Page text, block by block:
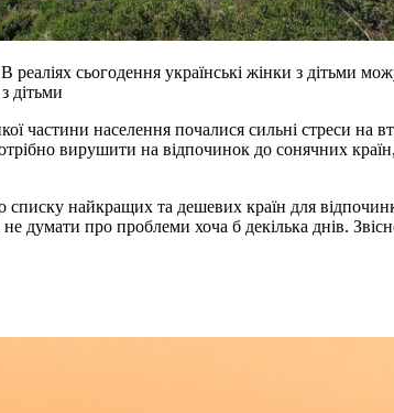
сьогодення українські жінки з дітьми
дітьми
частини населення почалися сильні стреси на
вирушити на відпочинок до сонячних
найкращих та дешевих країн для
думати про проблеми хоча б декілька днів.